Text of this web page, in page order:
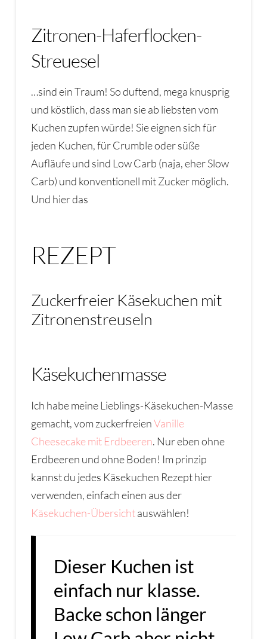
Zitronen-Haferflocken-
Streuesel
…sind ein Traum! So duftend, mega knusprig
und köstlich, dass man sie ab liebsten vom
Kuchen zupfen würde! Sie eignen sich für
jeden Kuchen, für Crumble oder süße
Aufläufe und sind Low Carb (naja, eher Slow
Carb) und konventionell mit Zucker möglich.
Und hier das
REZEPT
Zuckerfreier Käsekuchen mit
Zitronenstreuseln
Käsekuchenmasse
Ich habe meine Lieblings-Käsekuchen-Masse
gemacht, vom zuckerfreienVanille
Cheesecake mit Erdbeeren. Nur eben ohne
Erdbeeren und ohne Boden! Im prinzip
kannst du jedes Käsekuchen Rezept hier
verwenden, einfach einen aus der
Käsekuchen-Übersichtauswählen!
Dieser Kuchen ist
einfach nur klasse.
Backe schon länger